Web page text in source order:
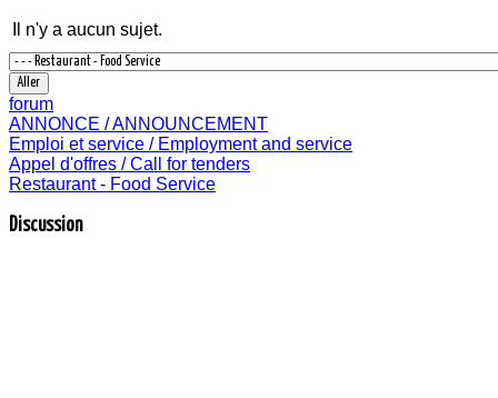
Il n'y a aucun sujet.
forum
ANNONCE / ANNOUNCEMENT
Emploi et service / Employment and service
Appel d'offres / Call for tenders
Restaurant - Food Service
Discussion